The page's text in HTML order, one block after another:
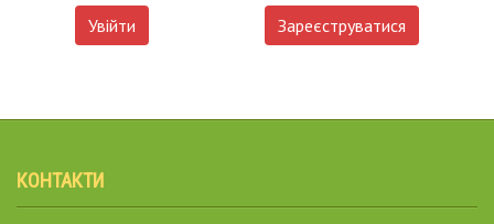
Увійти Зареєструватися
КОНТАКТИ